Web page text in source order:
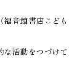
音館書店こども
な活動をつづけて